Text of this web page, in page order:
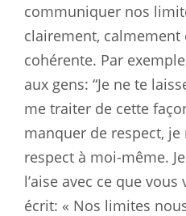
communiquer nos
clairement, calmement
cohérente. Par
aux gens: “Je ne te
me traiter de cette
manquer de respect,
respect à moi-même.
l’aise avec ce que
écrit: « Nos limites